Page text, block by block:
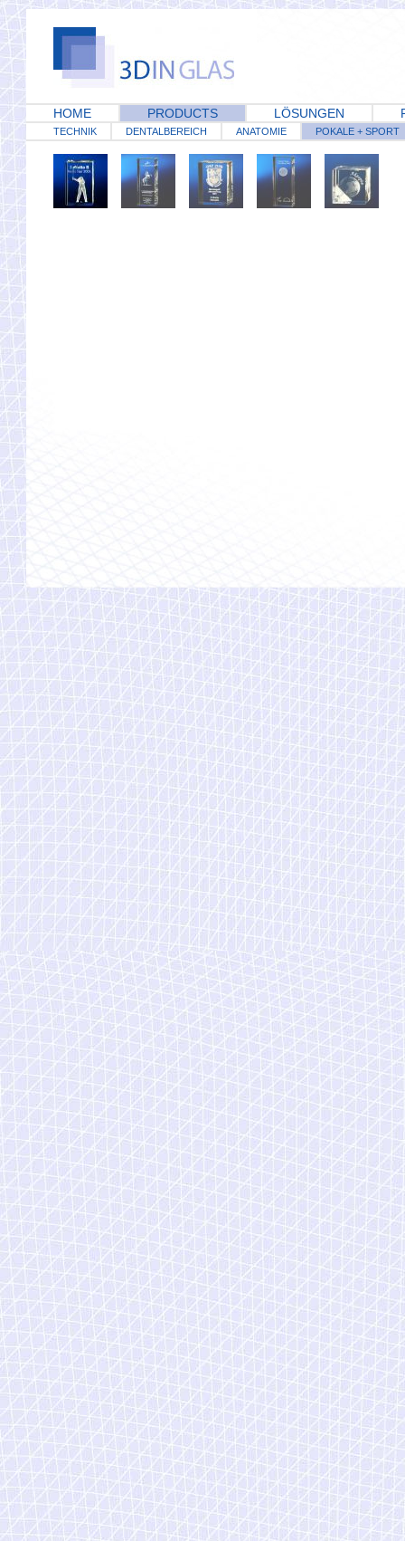
HOME PRODUCTS
TECHNIK DENTALBEREICH ANATOMIE POKALE + SPORT
LÖSUNGEN